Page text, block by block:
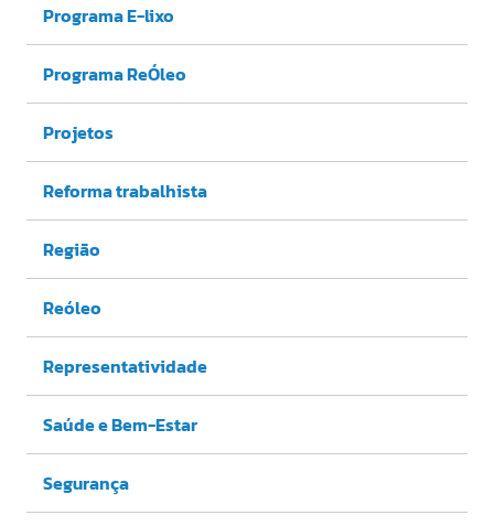
Programa E-lixo
Programa ReÓleo
Projetos
Reforma trabalhista
Região
Reóleo
Representatividade
Saúde e Bem-Estar
Segurança